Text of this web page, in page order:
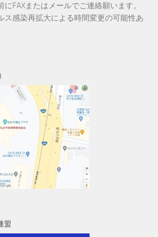
FAXまたはメールでご連絡願います。
感染再拡大による時間変更の可能性あ
盟